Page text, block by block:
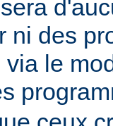
ni des
le